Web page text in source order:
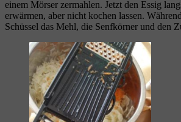
einem Mörser zermahlen. Jetzt den Essig
erwärmen, aber nicht kochen lassen.
Schüssel das Mehl, die Senfkörner und den